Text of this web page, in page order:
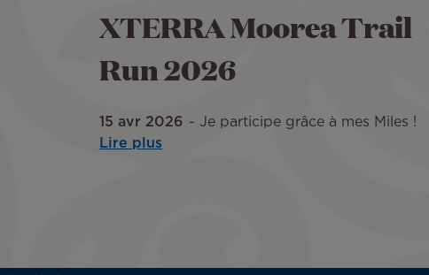
XTERRA Moorea Trail
Run 2026
15 avr 2026
Je participe grâce à mes Miles !
Lire plus